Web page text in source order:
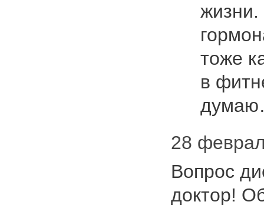
тоже
в
28
Вопрос
доктор!